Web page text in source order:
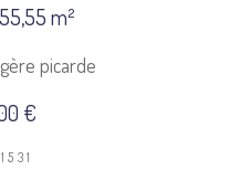
m²
picarde
€